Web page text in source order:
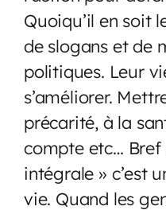
Quoiqu’il en soit
de slogans et de
politiques. Leur
s’améliorer.
précarité, à la
compte etc… Bref
intégrale » c’est
vie. Quand les